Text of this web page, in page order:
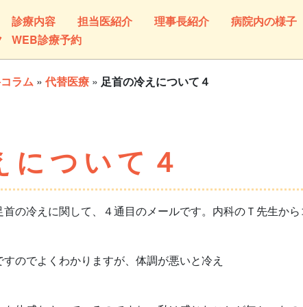
診療内容 担当医紹介 理事長紹介
病院内の様子
WEB診療予約
ラム » 代替医療 » 足首の冷えについて４
について４
の冷えに関して、４通目のメールです。内科のＴ先生か
のでよくわかりますが、体調が悪いと冷え